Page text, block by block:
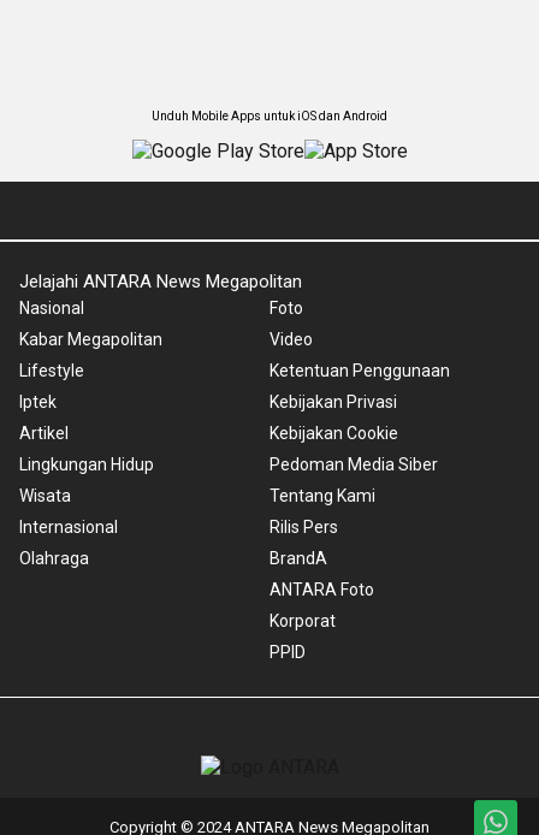
Unduh Mobile Apps untuk iOS dan Android
Jelajahi ANTARA News Megapolitan
Nasional
Kabar Megapolitan
Lifestyle
Iptek
Artikel
Lingkungan Hidup
Wisata
Internasional
Olahraga
Foto
Video
Ketentuan Penggunaan
Kebijakan Privasi
Kebijakan Cookie
Pedoman Media Siber
Tentang Kami
Rilis Pers
BrandA
ANTARA Foto
Korporat
PPID
Copyright © 2024 ANTARA News Megapolitan